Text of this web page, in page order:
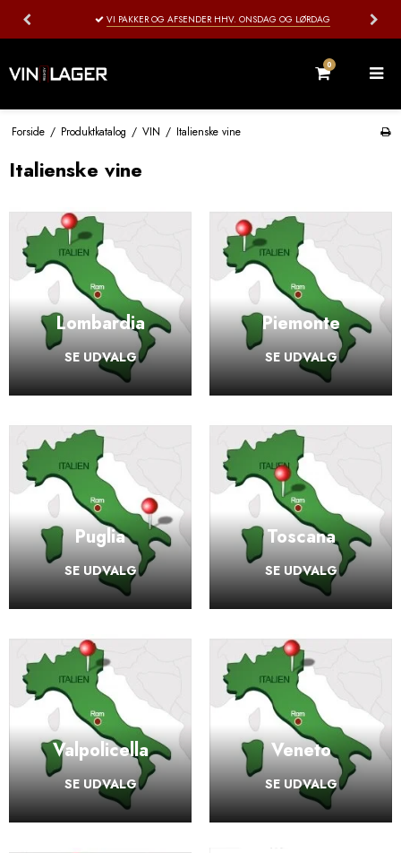
VI PAKKER OG AFSENDER HHV. ONSDAG OG LØRDAG
0
Forside / Produktkatalog / VIN / Italienske vine
Italienske vine
Lombardia
SE UDVALG
Piemonte
SE UDVALG
Puglia
SE UDVALG
Toscana
SE UDVALG
Valpolicella
SE UDVALG
Veneto
SE UDVALG